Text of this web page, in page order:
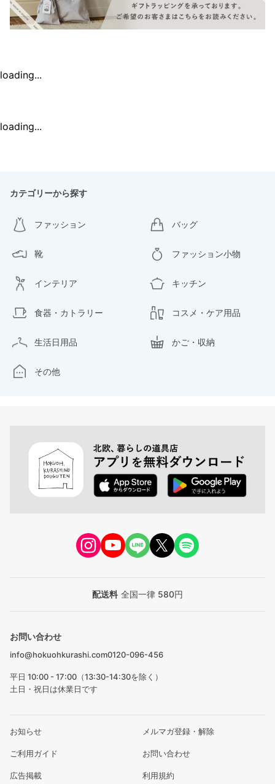
loading...
loading...
カテゴリーから探す
ファッション バッグ
靴 ファッション小物
インテリア キッチン
食器・カトラリー コスメ・ケア用品
生活日用品 かご・収納
その他
配送料 全国一律 580円
お問い合わせ
info@hokuohkurashi.com0120-096-456
平日 10:00 - 17:00（13:30-14:30を除く）
土日・祝日は休業日です
お知らせ メルマガ登録・解除
ご利用ガイド お問い合わせ
広告掲載 利用規約